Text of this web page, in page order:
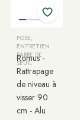
POSE,
ENTRETIEN
BARRE DE
SEUIL
Romus -
Rattrapage
de niveau à
visser 90
cm - Alu